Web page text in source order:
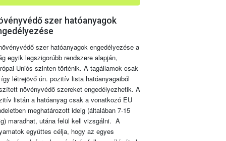
szer hatóanyagok
szer hatóanyagok engedélyezése a
egyik legszigorúbb rendszere alapján,
Uniós szinten történik. A tagállamok csak
létrejövő ún. pozitív lista hatóanyagaiból
növényvédő szereket engedélyezhetik. A
listán a hatóanyag csak a vonatkozó EU
meghatározott ideig (általában 7-15
maradhat, utána felül kell vizsgálni. A
együttes célja, hogy az egyes